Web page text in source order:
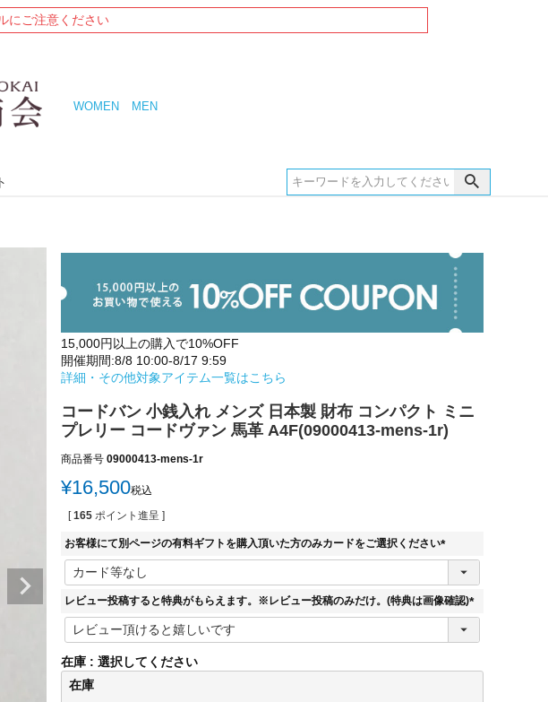
にご注意ください
WOMEN MEN
15,000円以上の購入で10%OFF
開催期間:8/8 10:00-8/17 9:59
詳細・その他対象アイテム一覧はこちら
コードバン 小銭入れ メンズ 日本製 財布 コンパクト ミニ
プレリー コードヴァン 馬革 A4F(09000413-mens-1r)
商品番号 09000413-mens-1r
¥16,500税込
[ 165 ポイント進呈 ]
お客様にて別ページの有料ギフトを購入頂いた方のみカードをご選択ください
(
須
レビュー投稿すると特典がもらえます。※レビュー投稿のみだけ。(特典は画像確認)
(
)
在庫
選択してください
在庫